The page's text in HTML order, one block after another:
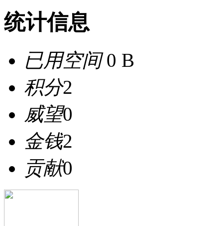
统计信息
已用空间0 B
积分2
威望0
金钱2
贡献0